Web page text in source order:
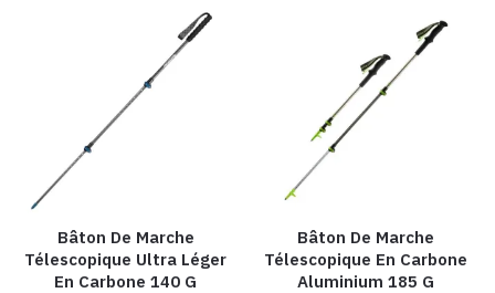
Bâton De Marche
Télescopique Ultra Léger
En Carbone 140 G
Bâton De Marche
Télescopique En Carbone
Aluminium 185 G